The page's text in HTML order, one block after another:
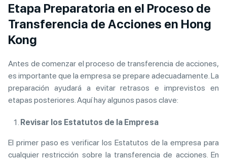
Etapa Preparatoria en el Proceso de
Transferencia de Acciones en Hong
Kong
Antes de comenzar el proceso de transferencia de acciones,
es importante que la empresa se prepare adecuadamente. La
preparación ayudará a evitar retrasos e imprevistos en
etapas posteriores. Aquí hay algunos pasos clave:
Revisar los Estatutos de la Empresa
El primer paso es verificar los Estatutos de la empresa para
cualquier restricción sobre la transferencia de acciones. En